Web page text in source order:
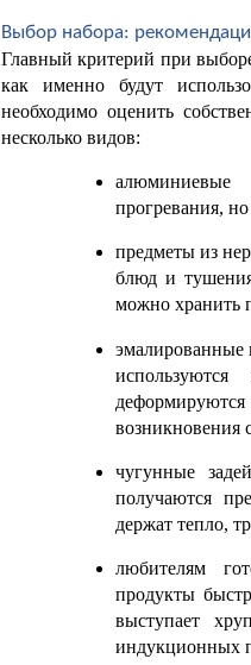
Выбор набора:
Главный критерий при
как именно будут
необходимо оценить
несколько видов:
алюминиевые
прогревания,
предметы из
блюд и
можно хранить
эмалированные
возникновения
чугунные
получаются
держат тепло,
любителям
продукты
выступает
индукционных